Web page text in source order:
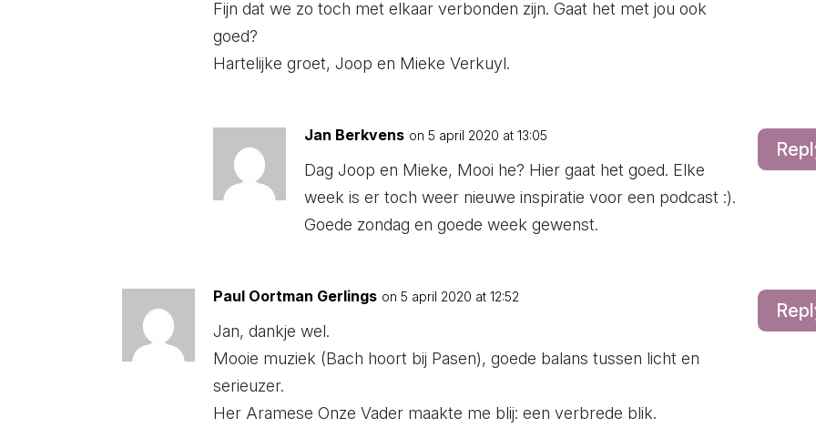
Fijn dat we zo toch met elkaar verbonden zijn. Gaat het met jou ook
goed?
Hartelijke groet, Joop en Mieke Verkuyl.
Jan Berkvens on 5 april 2020 at 13:05
Dag Joop en Mieke, Mooi he? Hier gaat het goed. Elke
week is er toch weer nieuwe inspiratie voor een podcast :).
Goede zondag en goede week gewenst.
Paul Oortman Gerlings on 5 april 2020 at 12:52
Jan, dankje wel.
Mooie muziek (Bach hoort bij Pasen), goede balans tussen licht en
serieuzer.
Her Aramese Onze Vader maakte me blij: een verbrede blik.